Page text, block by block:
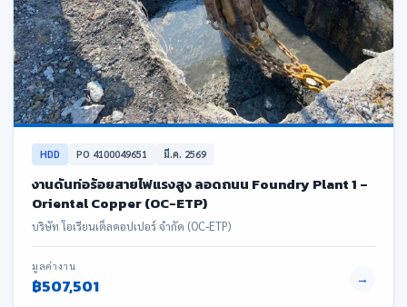
HDD PO 4100049651 มี.ค. 2569
งานดันท่อร้อยสายไฟแรงสูง ลอดถนน Foundry Plant 1 –
Oriental Copper (OC-ETP)
บริษัท โอเรียนเต็ลคอปเปอร์ จำกัด (OC-ETP)
มูลค่างาน
฿507,501 →